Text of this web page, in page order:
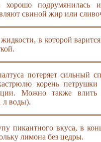
подрумянилась
свиной жир или
в которой
потеряет сильный
корень петрушки
Можно также влить
л воды).
пикантного вкуса, в
лимона без цедры.